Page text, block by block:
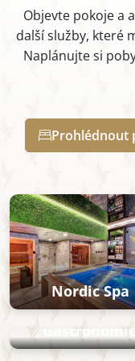
Objevte pokoje a
další služby, které
Naplánujte si
Prohlédnout
Nordic Spa
Gastronomie